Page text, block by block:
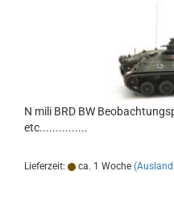
N mili BRD BW
etc...............
Lieferzeit: ca. 1 Woche